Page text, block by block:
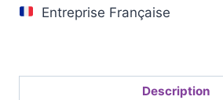
Entreprise Française
Description